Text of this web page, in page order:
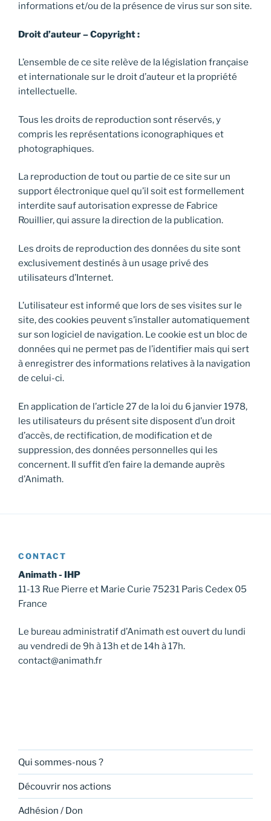
informations et/ou de la présence de virus sur son site.
Droit d’auteur – Copyright :
L’ensemble de ce site relève de la législation française
et internationale sur le droit d’auteur et la propriété
intellectuelle.
Tous les droits de reproduction sont réservés, y
compris les représentations iconographiques et
photographiques.
La reproduction de tout ou partie de ce site sur un
support électronique quel qu’il soit est formellement
interdite sauf autorisation expresse de Fabrice
Rouillier, qui assure la direction de la publication.
Les droits de reproduction des données du site sont
exclusivement destinés à un usage privé des
utilisateurs d’Internet.
L’utilisateur est informé que lors de ses visites sur le
site, des cookies peuvent s’installer automatiquement
sur son logiciel de navigation. Le cookie est un bloc de
données qui ne permet pas de l’identifier mais qui sert
à enregistrer des informations relatives à la navigation
de celui-ci.
En application de l’article 27 de la loi du 6 janvier 1978,
les utilisateurs du présent site disposent d’un droit
d’accès, de rectification, de modification et de
suppression, des données personnelles qui les
concernent. Il suffit d’en faire la demande auprès
d’Animath.
CONTACT
Animath - IHP
11-13 Rue Pierre et Marie Curie 75231 Paris Cedex 05
France
Le bureau administratif d’Animath est ouvert du lundi
au vendredi de 9h à 13h et de 14h à 17h.
contact@animath.fr
Qui sommes-nous ?
Découvrir nos actions
Adhésion / Don